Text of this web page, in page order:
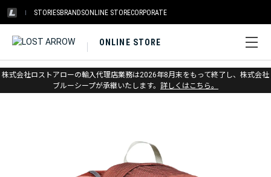
STORIESBRANDSONLINE STORECORPORATE
ONLINE STORE
株式会社ロストアローの輸入代理店業務は2026年8月末をもって終了し、株式会社
ブルーシープが承継いたします。 詳しくはこちら。
ホーム > ブラックダイヤモンド > バックパック & バッグ
登山・アルパイン